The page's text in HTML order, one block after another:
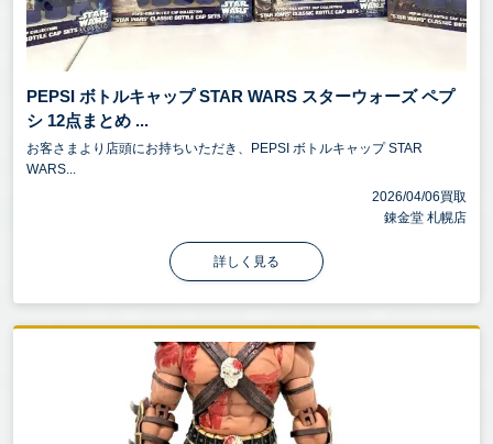
PEPSI ボトルキャップ STAR WARS スターウォーズ ペプ
シ 12点まとめ ...
お客さまより店頭にお持ちいただき、PEPSI ボトルキャップ STAR
WARS...
2026/04/06買取
錬金堂 札幌店
詳しく見る